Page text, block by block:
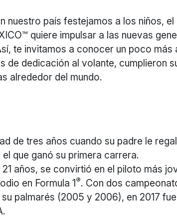
nuestro país festejamos a los niños, el
quiere impulsar a las nuevas
te invitamos a conocer un poco
de dedicación al volante, cumplieron
alrededor del mundo.
de tres años cuando su padre le
que ganó su primera carrera.
años, se convirtió en el piloto más
en Formula 1®. Con dos
palmarés (2005 y 2006), en 2017